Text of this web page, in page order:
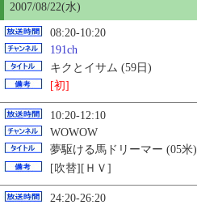
2007/08/22(水)
08:20-10:20
191ch
キクとイサム (59日)
[初]
10:20-12:10
WOWOW
夢駆ける馬ドリーマー (05米)
[吹替][ＨＶ]
24:20-26:20